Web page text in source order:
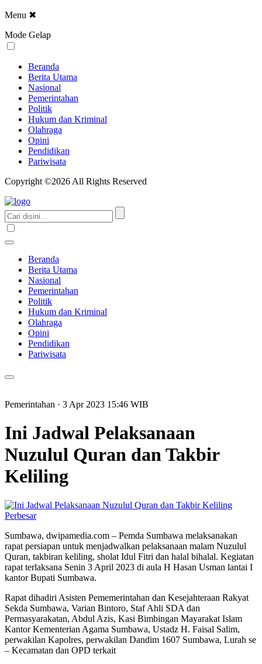
Menu ✖
Mode Gelap
Beranda
Berita Utama
Nasional
Pemerintahan
Politik
Hukum dan Kriminal
Olahraga
Opini
Pendidikan
Pariwisata
Copyright ©2026 All Rights Reserved
Beranda
Berita Utama
Nasional
Pemerintahan
Politik
Hukum dan Kriminal
Olahraga
Opini
Pendidikan
Pariwisata
Pemerintahan · 3 Apr 2023 15:46 WIB
Ini Jadwal Pelaksanaan
Nuzulul Quran dan Takbir
Keliling
Perbesar
Sumbawa, dwipamedia.com – Pemda Sumbawa melaksanakan
rapat persiapan untuk menjadwalkan pelaksanaan malam Nuzulul
Quran, takbiran keliling, sholat Idul Fitri dan halal bihalal. Kegiatan
rapat terlaksana Senin 3 April 2023 di aula H Hasan Usman lantai I
kantor Bupati Sumbawa.
Rapat dihadiri Asisten Pememerintahan dan Kesejahteraan Rakyat
Sekda Sumbawa, Varian Bintoro, Staf Ahli SDA dan
Permasyarakatan, Abdul Azis, Kasi Bimbingan Mayarakat Islam
Kantor Kementerian Agama Sumbawa, Ustadz H. Faisal Salim,
perwakilan Kapolres, perwakilan Dandim 1607 Sumbawa, Lurah se
– Kecamatan dan OPD terkait